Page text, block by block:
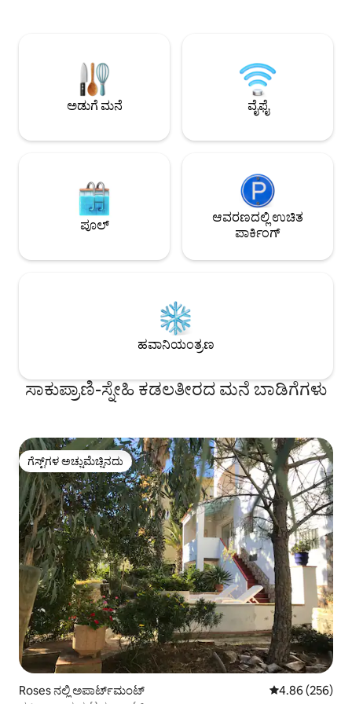
ನೋಟಗಳನ್ನು ಆನಂದಿಸಬಹುದು. ಅಪಾರ್ಟ್‌ಮೆಂಟ್‌ನ
ಸುತ್ತಮುತ್ತಲಿನ ಎಲ್ಲಾ ಪ್ರದೇಶಗಳು ಮತ್ತು ಉದ್ಯಾನಗಳು
ಅತಿಥಿಗಳಿಗೆ ಮಾತ್ರವೇ ಮೀಸಲಾಗಿವೆ, ಮಕ್ಕಳ ಆಟಕ್ಕಾಗಿ
ಒಂದು ಪ್ರದೇಶವಿದೆ, ಅದು ಮಕ್ಕಳಿಗೆ ಸೂಕ್ತವಾಗಿದೆ. ಈ
ವಿಶ್ರಾಂತಿ ಪಡೆಯಲು ಪರಿಪೂರ್ಣ ವಾತಾವರಣವನ್ನು
ಬೆಡ್‌ರೂಮ್‌ಗಳನ್ನು ಹೊಂದಿದೆ, ಒಂದರಲ್ಲಿ ಎರಡು
ಟ್ವಿನ್ ಬೆಡ್‌ಗಳು ಮತ್ತು ಇನ್ನೊಂದರಲ್ಲಿ ಡಬಲ್ ಬೆಡ್
ಇದ್ದು, ಸಮುದ್ರದ ನೋಟವನ್ನು ಹೊಂದಿದೆ.
ಅಪಾರ್ಟ್‌ಮೆಂಟ್‌ನ ಲಿವಿಂಗ್ ರೂಮ್‌ನಲ್ಲಿ ದೊಡ್ಡ
ದೊಡ್ಡ ಫ್ಲಾಟ್-ಸ್ಕ್ರೀನ್ ಟಿವಿ ಇದೆ. ಈ
ವಾಷಿಂಗ್ ಮಷಿನ್, ಡಿಶ್‌ವಾಶರ್, ದೊಡ್ಡ
ರೆಫ್ರಿಜರೇಟರ್, ಮೈಕ್ರೋವೇವ್, ಕೆಟಲ್, ಕಾಫಿ
ಮೇಕರ್, ವ್ಯಾಕ್ಯೂಮ್ ಕ್ಲೀನರ್, ವೈಫೈ ಇಂಟರ್ನೆಟ್
ಅಡುಗೆ ಮನೆ ವೈಫೈ
ಪೂಲ್
ಆವರಣದಲ್ಲಿ ಉಚಿತ
ಪಾರ್ಕಿಂಗ್
ಹವಾನಿಯಂತ್ರಣ
ಸಾಕುಪ್ರಾಣಿ-ಸ್ನೇಹಿ ಕಡಲತೀರದ ಮನೆ ಬಾಡಿಗೆಗಳು
ಗೆಸ್ಟ್‌ಗಳ ಅಚ್ಚುಮೆಚ್ಚಿನದು
ಗೆಸ್ಟ್‌ಗಳ ಅಚ್ಚುಮೆಚ್ಚಿನದು
Roses ನಲ್ಲಿ ಅಪಾರ್ಟ್‌ಮಂಟ್ 5 ರಲ್ಲಿ 4.86
4.86 (256)